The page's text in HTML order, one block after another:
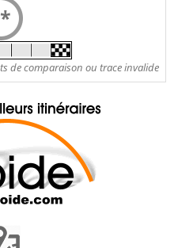
de comparaison ou trace invalide